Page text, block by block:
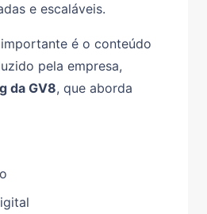
e escaláveis.
é o conteúdo
pela empresa,
da GV8, que aborda